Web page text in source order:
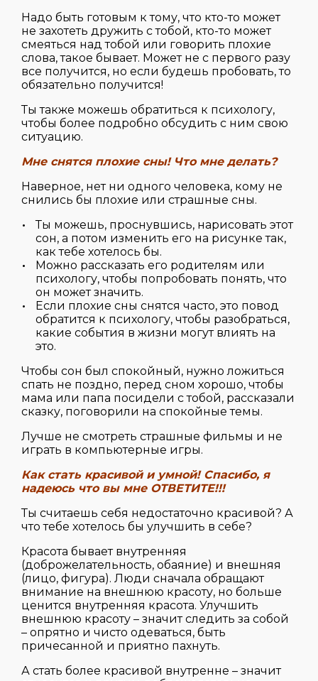
Надо быть готовым к тому, что кто-то может
не захотеть дружить с тобой, кто-то может
смеяться над тобой или говорить плохие
слова, такое бывает. Может не с первого разу
все получится, но если будешь пробовать, то
обязательно получится!
Ты также можешь обратиться к психологу,
чтобы более подробно обсудить с ним свою
ситуацию.
Мне снятся плохие сны! Что мне делать?
Наверное, нет ни одного человека, кому не
снились бы плохие или страшные сны.
Ты можешь, проснувшись, нарисовать этот
сон, а потом изменить его на рисунке так,
как тебе хотелось бы.
Можно рассказать его родителям или
психологу, чтобы попробовать понять, что
он может значить.
Если плохие сны снятся часто, это повод
обратится к психологу, чтобы разобраться,
какие события в жизни могут влиять на
это.
Чтобы сон был спокойный, нужно ложиться
спать не поздно, перед сном хорошо, чтобы
мама или папа посидели с тобой, рассказали
сказку, поговорили на спокойные темы.
Лучше не смотреть страшные фильмы и не
играть в компьютерные игры.
Как стать красивой и умной! Спасибо, я
надеюсь что вы мне ОТВЕТИТЕ!!!
Ты считаешь себя недостаточно красивой? А
что тебе хотелось бы улучшить в себе?
Красота бывает внутренняя
(доброжелательность, обаяние) и внешняя
(лицо, фигура). Люди сначала обращают
внимание на внешнюю красоту, но больше
ценится внутренняя красота. Улучшить
внешнюю красоту – значит следить за собой
– опрятно и чисто одеваться, быть
причесанной и приятно пахнуть.
А стать более красивой внутренне – значит